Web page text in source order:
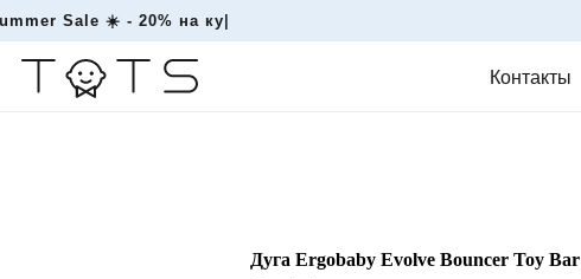
Summer Sale ☀️ - 20%
Контакты
Дуга Ergobaby Evolve Bouncer Toy Bar